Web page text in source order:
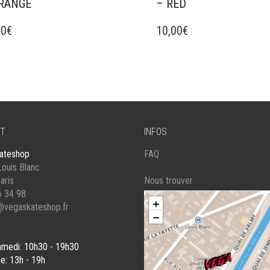
€
– RED
10,00€
Blanc
34 98
10h30 - 19h30
13h - 19h
INFOS
FAQ
Nous trouver